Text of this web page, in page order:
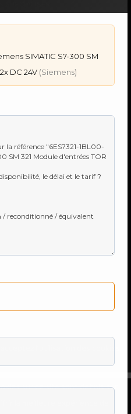
SIMATIC S7-300 SM
DC 24V (Siemens)
l’utilisation des cookies.
sur ce site sont définis sur
la meilleure expérience de